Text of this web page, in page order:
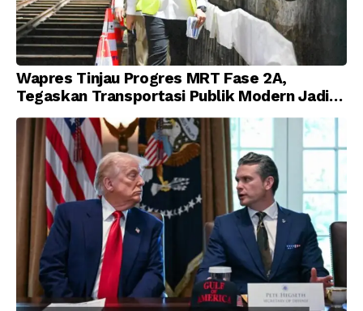
Wapres Tinjau Progres MRT Fase 2A,
Tegaskan Transportasi Publik Modern Jadi
Prioritas Nasional